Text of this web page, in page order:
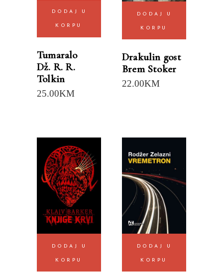
DODAJ U
KORPU
Tumaralo
Dž. R. R.
Tolkin
25.00KM
DODAJ U
KORPU
Drakulin gost
Brem Stoker
22.00KM
DODAJ U
KORPU
DODAJ U
KORPU